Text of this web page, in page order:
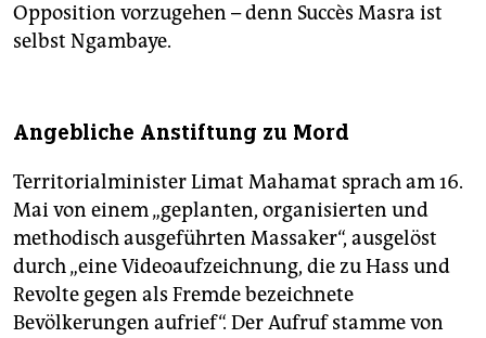
Opposition vorzugehen – denn Succès Masra ist
selbst Ngambaye.
Angebliche Anstiftung zu Mord
Territorialminister Limat Mahamat sprach am 16.
Mai von einem „geplanten, organisierten und
methodisch ausgeführten Massaker“, ausgelöst
durch „eine Videoaufzeichnung, die zu Hass und
Revolte gegen als Fremde bezeichnete
Bevölkerungen aufrief“. Der Aufruf stamme von